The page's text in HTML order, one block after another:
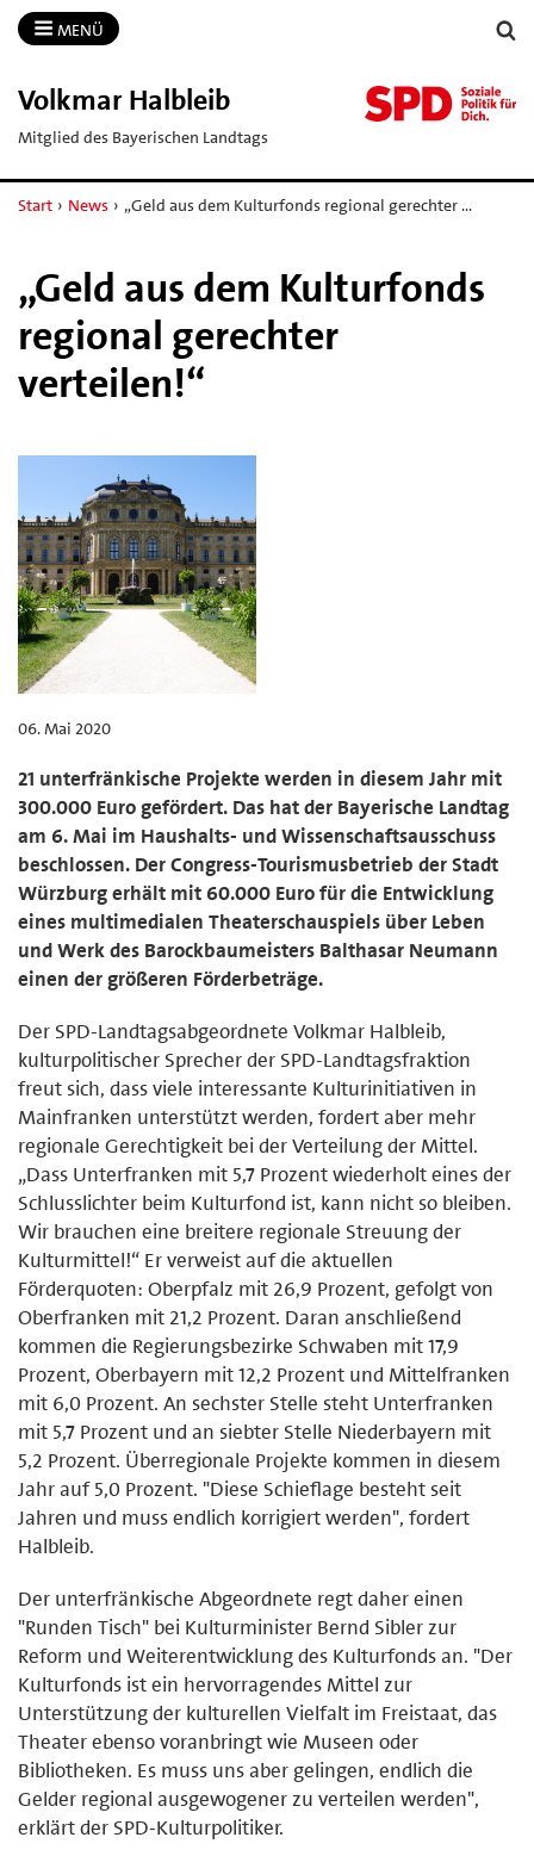
MENÜ
Volkmar Halbleib
Mitglied des Bayerischen Landtags
Start › News › „Geld aus dem Kulturfonds regional gerechter …
„Geld aus dem Kulturfonds
regional gerechter
verteilen!“
06. Mai 2020
21 unterfränkische Projekte werden in diesem Jahr mit
300.000 Euro gefördert. Das hat der Bayerische Landtag
am 6. Mai im Haushalts- und Wissenschaftsausschuss
beschlossen. Der Congress-Tourismusbetrieb der Stadt
Würzburg erhält mit 60.000 Euro für die Entwicklung
eines multimedialen Theaterschauspiels über Leben
und Werk des Barockbaumeisters Balthasar Neumann
einen der größeren Förderbeträge.
Der SPD-Landtagsabgeordnete Volkmar Halbleib,
kulturpolitischer Sprecher der SPD-Landtagsfraktion
freut sich, dass viele interessante Kulturinitiativen in
Mainfranken unterstützt werden, fordert aber mehr
regionale Gerechtigkeit bei der Verteilung der Mittel.
„Dass Unterfranken mit 5,7 Prozent wiederholt eines der
Schlusslichter beim Kulturfond ist, kann nicht so bleiben.
Wir brauchen eine breitere regionale Streuung der
Kulturmittel!“ Er verweist auf die aktuellen
Förderquoten: Oberpfalz mit 26,9 Prozent, gefolgt von
Oberfranken mit 21,2 Prozent. Daran anschließend
kommen die Regierungsbezirke Schwaben mit 17,9
Prozent, Oberbayern mit 12,2 Prozent und Mittelfranken
mit 6,0 Prozent. An sechster Stelle steht Unterfranken
mit 5,7 Prozent und an siebter Stelle Niederbayern mit
5,2 Prozent. Überregionale Projekte kommen in diesem
Jahr auf 5,0 Prozent. "Diese Schieflage besteht seit
Jahren und muss endlich korrigiert werden", fordert
Halbleib.
Der unterfränkische Abgeordnete regt daher einen
"Runden Tisch" bei Kulturminister Bernd Sibler zur
Reform und Weiterentwicklung des Kulturfonds an. "Der
Kulturfonds ist ein hervorragendes Mittel zur
Unterstützung der kulturellen Vielfalt im Freistaat, das
Theater ebenso voranbringt wie Museen oder
Bibliotheken. Es muss uns aber gelingen, endlich die
Gelder regional ausgewogener zu verteilen werden",
erklärt der SPD-Kulturpolitiker.